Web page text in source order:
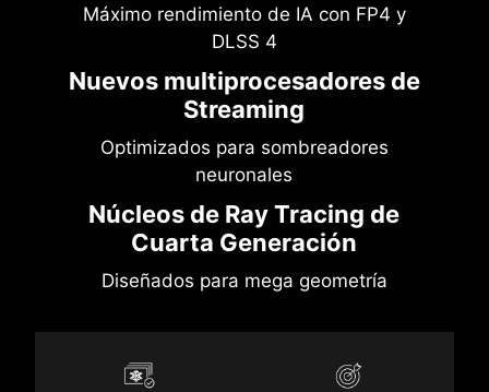
Máximo rendimiento de IA con FP4 y
DLSS 4
Nuevos multiprocesadores de
Streaming
Optimizados para sombreadores
neuronales
Núcleos de Ray Tracing de
Cuarta Generación
Diseñados para mega geometría